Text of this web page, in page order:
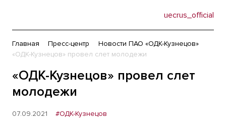
uecrus_official
Главная Пресс-центр
Новости ПАО «ОДК-Кузнецов»
«ОДК-Кузнецов» провел слет молодежи
«ОДК-Кузнецов» провел слет
молодежи
07.09.2021 #ОДК-Кузнецов